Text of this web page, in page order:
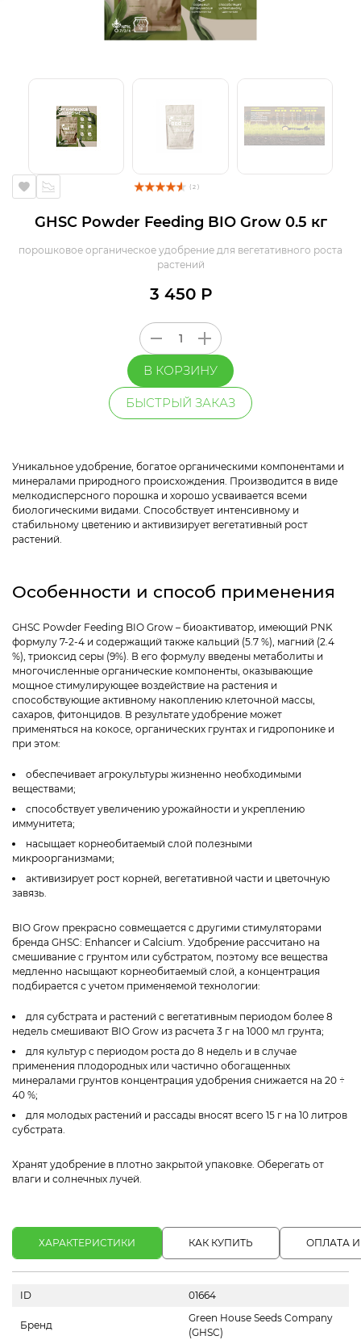
( 2 )
GHSC Powder Feeding BIO Grow 0.5 кг
порошковое органическое удобрение для вегетативного роста
растений
3 450 Р
В КОРЗИНУ
БЫСТРЫЙ ЗАКАЗ
Уникальное удобрение, богатое органическими компонентами и
минералами природного происхождения. Производится в виде
мелкодисперсного порошка и хорошо усваивается всеми
биологическими видами. Способствует интенсивному и
стабильному цветению и активизирует вегетативный рост
растений.
Особенности и способ применения
GHSC Powder Feeding BIO Grow – биоактиватор, имеющий PNK
формулу 7-2-4 и содержащий также кальций (5.7 %), магний (2.4
%), триоксид серы (9%). В его формулу введены метаболиты и
многочисленные органические компоненты, оказывающие
мощное стимулирующее воздействие на растения и
способствующие активному накоплению клеточной массы,
сахаров, фитонцидов. В результате удобрение может
применяться на кокосе, органических грунтах и гидропонике и
при этом:
обеспечивает агрокультуры жизненно необходимыми
веществами;
способствует увеличению урожайности и укреплению
иммунитета;
насыщает корнеобитаемый слой полезными
микроорганизмами;
активизирует рост корней, вегетативной части и цветочную
завязь.
BIO Grow прекрасно совмещается с другими стимуляторами
бренда GHSC: Enhancer и Calcium. Удобрение рассчитано на
смешивание с грунтом или субстратом, поэтому все вещества
медленно насыщают корнеобитаемый слой, а концентрация
подбирается с учетом применяемой технологии:
для субстрата и растений с вегетативным периодом более 8
недель смешивают BIO Grow из расчета 3 г на 1000 мл грунта;
для культур с периодом роста до 8 недель и в случае
применения плодородных или частично обогащенных
минералами грунтов концентрация удобрения снижается на 20 ÷
40 %;
для молодых растений и рассады вносят всего 15 г на 10 литров
субстрата.
Хранят удобрение в плотно закрытой упаковке. Оберегать от
влаги и солнечных лучей.
ХАРАКТЕРИСТИКИ КАК КУПИТЬ ОПЛАТА
ID 01664
Бренд
Green House Seeds Company
(GHSC)